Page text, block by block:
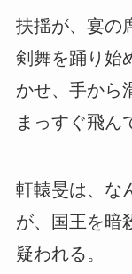
扶揺が、宴の
剣舞を踊り始
かせ、手から
まっすぐ飛ん
軒轅旻は、な
が、国王を暗
疑われる。